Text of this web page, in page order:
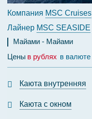
Компания MSC Cruises
Лайнер MSC SEASIDE
Майами
Майами
Цены в рублях в валюте
Каюта внутренняя
Каюта с окном